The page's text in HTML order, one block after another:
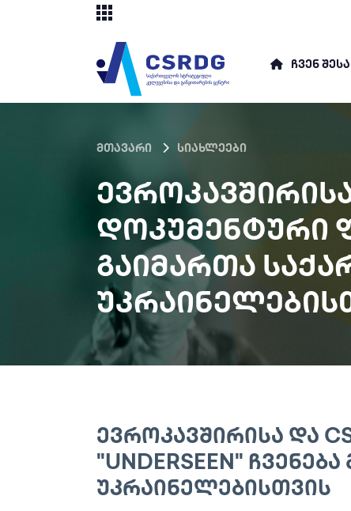
ᲩᲕᲔᲜ
მთავარი სიახლეები
ᲓᲝᲙᲣᲛᲔᲜᲢᲣᲠᲘ
ᲒᲐᲘᲛᲐᲠᲗᲐ
ᲔᲕᲠᲝᲙᲐᲕᲨᲘᲠᲘᲡᲐ ᲓᲐ
"UNDERSEEN"
ᲣᲙᲠᲐᲘᲜᲔᲚᲔᲑᲘᲡᲗᲕᲘᲡ